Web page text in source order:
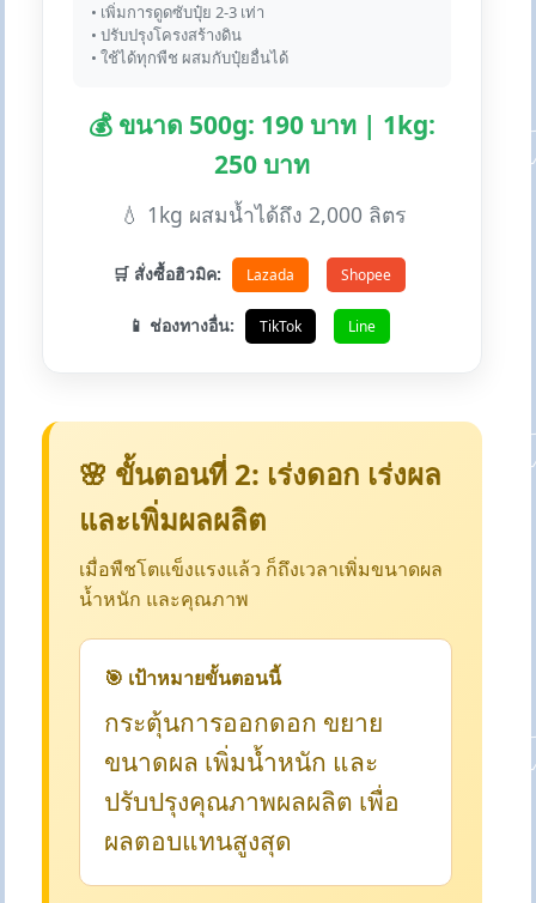
• เพิ่มการดูดซับปุ๋ย 2-3 เท่า
• ปรับปรุงโครงสร้างดิน
• ใช้ได้ทุกพืช ผสมกับปุ๋ยอื่นได้
💰 ขนาด 500g: 190 บาท | 1kg:
250 บาท
💧 1kg ผสมน้ำได้ถึง 2,000 ลิตร
🛒 สั่งซื้อฮิวมิค: Lazada Shopee
📱 ช่องทางอื่น: TikTok Line
🌸 ขั้นตอนที่ 2: เร่งดอก เร่งผล
และเพิ่มผลผลิต
เมื่อพืชโตแข็งแรงแล้ว ก็ถึงเวลาเพิ่มขนาดผล
น้ำหนัก และคุณภาพ
🎯 เป้าหมายขั้นตอนนี้
กระตุ้นการออกดอก ขยาย
ขนาดผล เพิ่มน้ำหนัก และ
ปรับปรุงคุณภาพผลผลิต เพื่อ
ผลตอบแทนสูงสุด